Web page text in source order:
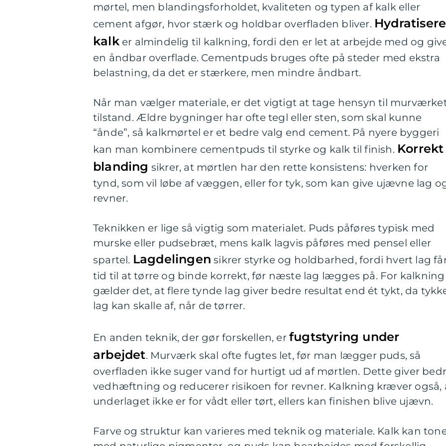
mørtel, men blandingsforholdet, kvaliteten og typen af kalk eller
cement afgør, hvor stærk og holdbar overfladen bliver.
kalker almindelig til kalkning, fordi den er let at arbejde med og
en åndbar overflade. Cementpuds bruges ofte på steder med ekstra
belastning, da det er stærkere, men mindre åndbart.
Når man vælger materiale, er det vigtigt at tage hensyn til
tilstand. Ældre bygninger har ofte tegl eller sten, som skal kunne
“ånde”, så kalkmørtel er et bedre valg end cement. På nyere byggeri
kan man kombinere cementpuds til styrke og kalk til finish. Korrekt
blanding sikrer, at mørtlen har den rette konsistens: hverken for
tynd, som vil løbe af væggen, eller for tyk, som kan give ujævne lag
revner.
Teknikken er lige så vigtig som materialet. Puds påføres typisk med
murske eller pudsebræt, mens kalk lagvis påføres med pensel eller
spartel. Lagdelingen sikrer styrke og holdbarhed, fordi hvert lag
tid til at tørre og binde korrekt, før næste lag lægges på. For kalkning
gælder det, at flere tynde lag giver bedre resultat end ét tykt, da
lag kan skalle af, når de tørrer.
En anden teknik, der gør forskellen, er fugtstyring under
arbejdet. Murværk skal ofte fugtes let, før man lægger puds, så
overfladen ikke suger vand for hurtigt ud af mørtlen. Dette giver
vedhæftning og reducerer risikoen for revner. Kalkning kræver også,
underlaget ikke er for vådt eller tørt, ellers kan finishen blive ujævn.
Farve og struktur kan varieres med teknik og materiale. Kalk kan